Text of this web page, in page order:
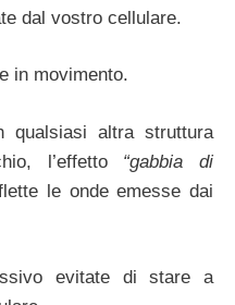
dal vostro cellulare.
in movimento.
qualsiasi altra struttura
l’effetto “gabbia di
le onde emesse dai
evitate di stare a